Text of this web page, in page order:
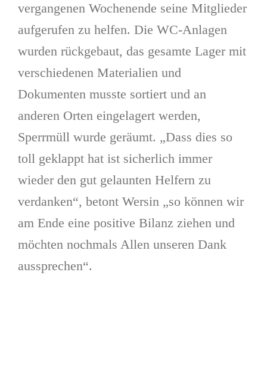
vergangenen Wochenende seine Mitglieder
aufgerufen zu helfen. Die WC-Anlagen
wurden rückgebaut, das gesamte Lager mit
verschiedenen Materialien und
Dokumenten musste sortiert und an
anderen Orten eingelagert werden,
Sperrmüll wurde geräumt. „Dass dies so
toll geklappt hat ist sicherlich immer
wieder den gut gelaunten Helfern zu
verdanken“, betont Wersin „so können wir
am Ende eine positive Bilanz ziehen und
möchten nochmals Allen unseren Dank
aussprechen“.